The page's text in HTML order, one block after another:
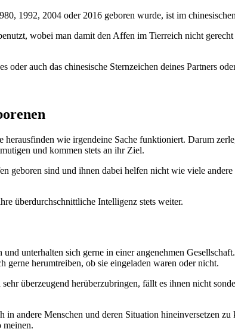
1992, 2004 oder 2016 geboren wurde, ist im
wobei man damit den Affen im Tierreich nicht
auch das chinesische Sternzeichen deines Partners
wie irgendeine Sache funktioniert. Darum
und kommen stets an ihr Ziel.
geboren sind und ihnen dabei helfen nicht wie viele
überdurchschnittliche Intelligenz stets weiter.
unterhalten sich gerne in einer angenehmen
gerne herumtreiben, ob sie eingeladen waren oder nicht.
überzeugend herüberzubringen, fällt es ihnen nicht
andere Menschen und deren Situation hineinversetzen
meinen.